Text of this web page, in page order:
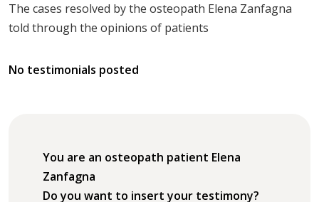
The cases resolved by the osteopath Elena Zanfagna
told through the opinions of patients
No testimonials posted
You are an osteopath patient Elena
Zanfagna
Do you want to insert your testimony?